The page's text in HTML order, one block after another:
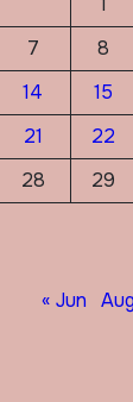
7 8
14 15
21 22
28 29
« Jun